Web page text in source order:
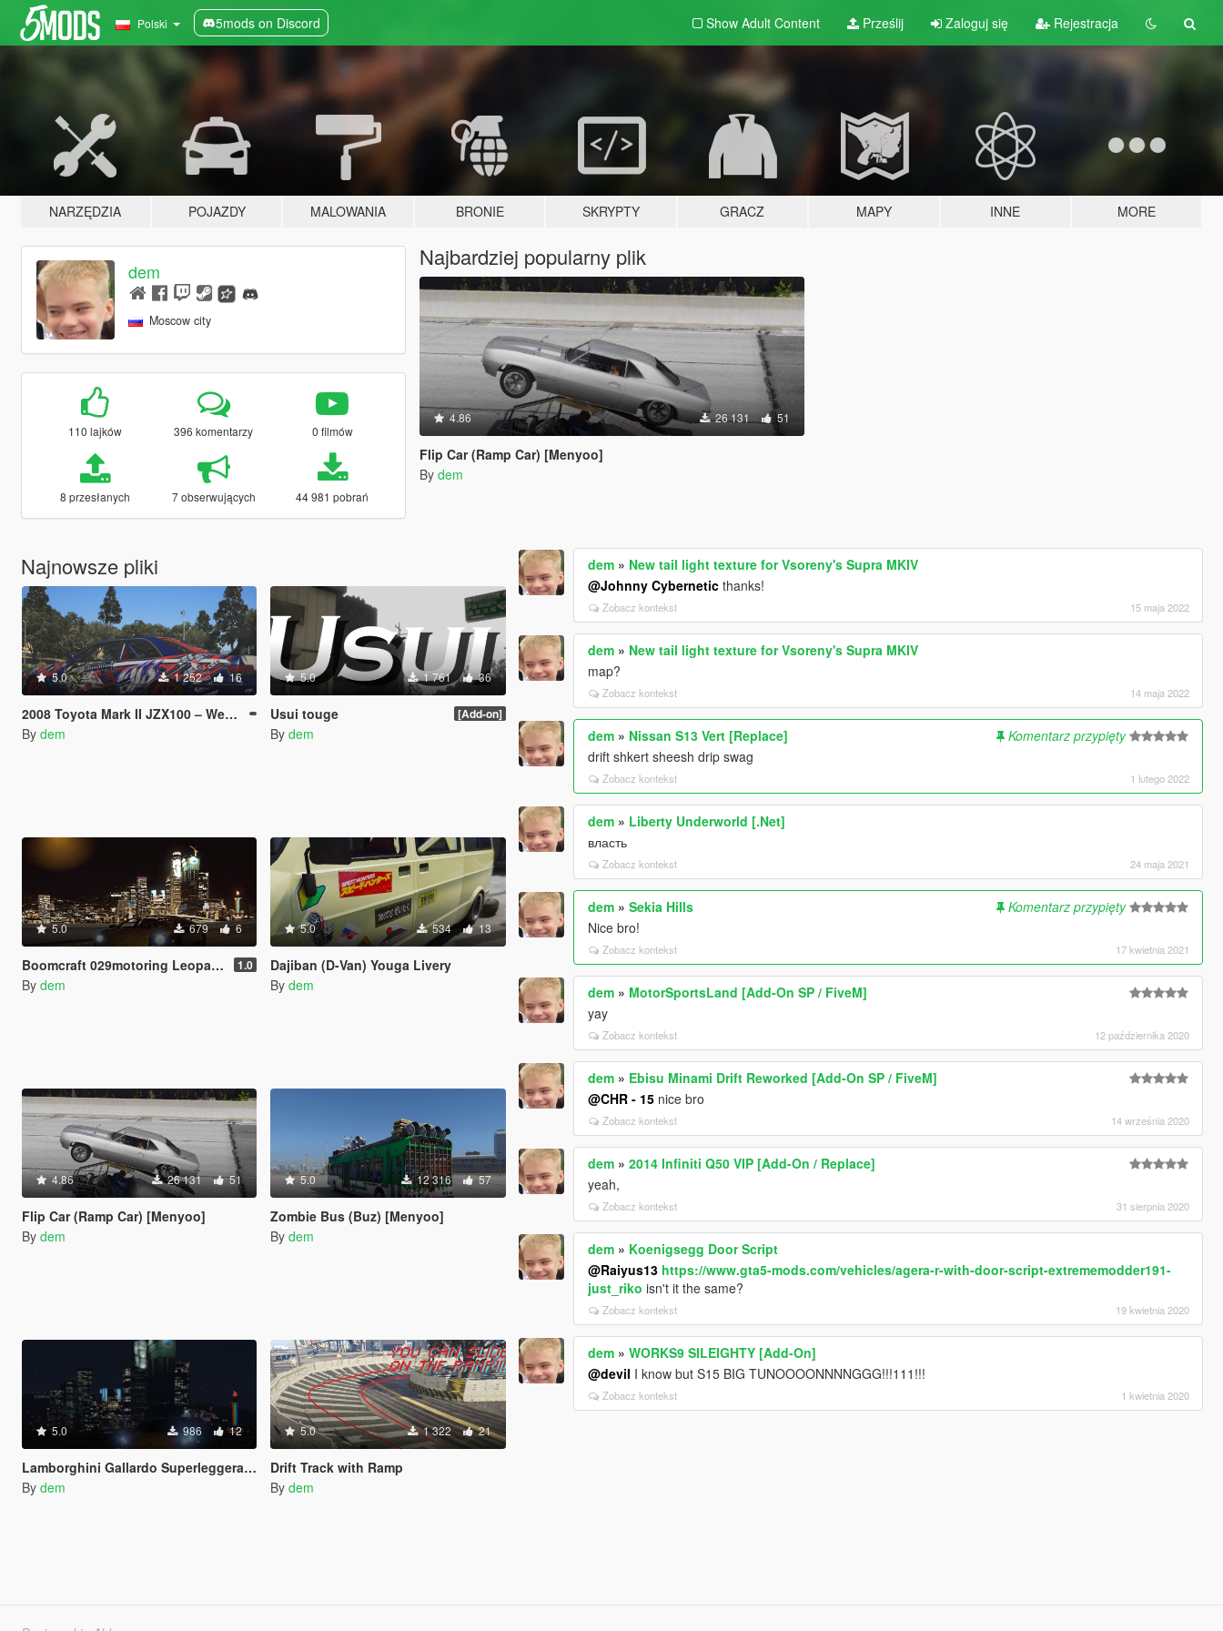
Polski 5mods on Discord Show Adult Content Prześlij Zaloguj się Rejestracja
NARZĘDZIA POJAZDY MALOWANIA BRONIE SKRYPTY GRACZ MAPY INNE MORE
dem
Moscow city
110 lajków 396 komentarzy 0 filmów
8 przesłanych 7 obserwujących 44 981 pobrań
Najbardziej popularny plik
4.86 26 131 51
Flip Car (Ramp Car) [Menyoo]
By dem
Najnowsze pliki
5.0 1 252 16
2008 Toyota Mark II JZX100 – Weld Techniques Factory Livery (4K)
By dem
5.0 1 761 36
Usui touge [Add-on]
By dem
5.0 679 6
Boomcraft 029motoring Leopard Lamborghini Murcielago Livery 1.0
By dem
5.0 534 13
Dajiban (D-Van) Youga Livery
By dem
4.86 26 131 51
Flip Car (Ramp Car) [Menyoo]
By dem
5.0 12 316 57
Zombie Bus (Buz) [Menyoo]
By dem
5.0 986 12
Lamborghini Gallardo Superleggera leopard livery
By dem
5.0 1 322 21
Drift Track with Ramp
By dem
dem » New tail light texture for Vsoreny's Supra MKIV
@Johnny Cybernetic thanks!
Zobacz kontekst 15 maja 2022
dem » New tail light texture for Vsoreny's Supra MKIV
map?
Zobacz kontekst 14 maja 2022
dem » Nissan S13 Vert [Replace]
Komentarz przypięty
drift shkert sheesh drip swag
Zobacz kontekst 1 lutego 2022
dem » Liberty Underworld [.Net]
власть
Zobacz kontekst 24 maja 2021
dem »Sekia Hills
Komentarz przypięty
Nice bro!
Zobacz kontekst 17 kwietnia 2021
dem » MotorSportsLand [Add-On SP / FiveM]
yay
Zobacz kontekst 12 października 2020
dem » Ebisu Minami Drift Reworked [Add-On SP / FiveM]
@CHR - 15 nice bro
Zobacz kontekst 14 września 2020
dem »2014 Infiniti Q50 VIP [Add-On / Replace]
yeah,
Zobacz kontekst 31 sierpnia 2020
dem » Koenigsegg Door Script
@Raiyus13 https://www.gta5-mods.com/vehicles/agera-r-with-door-script-extrememodder191-
just_riko isn't it the same?
Zobacz kontekst 19 kwietnia 2020
dem »WORKS9 SILEIGHTY [Add-On]
@deviI I know but S15 BIG TUNOOOONNNNGGG!!!111!!!
Zobacz kontekst 1 kwietnia 2020